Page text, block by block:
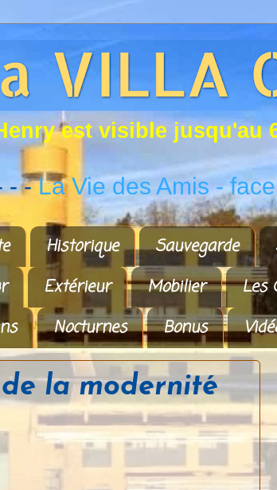
enry est visi b e jusqu'au
- -La Vie des Amis-
Historique Sauvegarde
Extérieur Mobilier Les
Nocturnes Bonus
la modernité